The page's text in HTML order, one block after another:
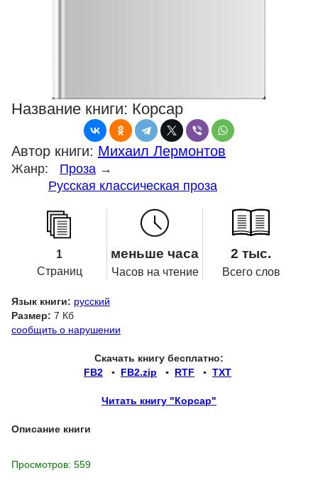
Название книги: Корсар
Автор книги: Михаил Лермонтов
Жанр: Проза →
Русская классическая проза
1
Страниц
меньше часа
Часов на чтение
2 тыс.
Всего слов
Язык книги: русский
Размер: 7 Кб
сообщить о нарушении
Скачать книгу бесплатно:
FB2 ▪ FB2.zip ▪ RTF ▪ TXT
Читать книгу "Корсар"
Описание книги
Просмотров: 559